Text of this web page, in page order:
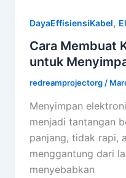
DayaEffisiensiKabel,
Cara Membuat
untuk
redreamprojectorg/
Menyimpan
menjadi tantangan
panjang, tidak rapi,
menggantung dari
menyebabkan